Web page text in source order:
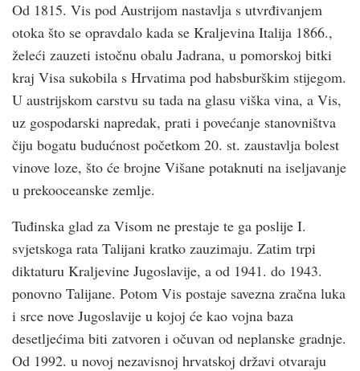
Od 1815. Vis pod Austrijom nastavlja s utvrđivanjem
otoka što se opravdalo kada se Kraljevina Italija 1866.,
želeći zauzeti istočnu obalu Jadrana, u pomorskoj bitki
kraj Visa sukobila s Hrvatima pod habsburškim stijegom.
U austrijskom carstvu su tada na glasu viška vina, a Vis,
uz gospodarski napredak, prati i povećanje stanovništva
čiju bogatu budućnost početkom 20. st. zaustavlja bolest
vinove loze, što će brojne Višane potaknuti na iseljavanje
u prekooceanske zemlje.
Tuđinska glad za Visom ne prestaje te ga poslije I.
svjetskoga rata Talijani kratko zauzimaju. Zatim trpi
diktaturu Kraljevine Jugoslavije, a od 1941. do 1943.
ponovno Talijane. Potom Vis postaje savezna zračna luka
i srce nove Jugoslavije u kojoj će kao vojna baza
desetljećima biti zatvoren i očuvan od neplanske gradnje.
Od 1992. u novoj nezavisnoj hrvatskoj državi otvaraju